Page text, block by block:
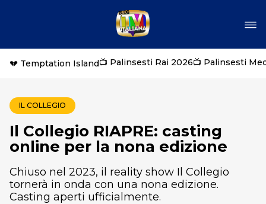
💔 Temptation Island📺 Palinsesti Rai 2026📺 Palinsesti
IL COLLEGIO
Il Collegio RIAPRE: casting
online per la nona edizione
Chiuso nel 2023, il reality show Il Collegio
tornerà in onda con una nona edizione.
Casting aperti ufficialmente.